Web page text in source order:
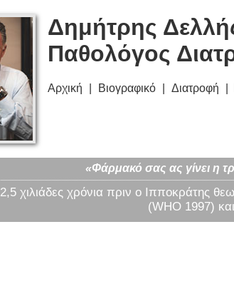
Δημήτρης
Παθολόγος
Αρχική Βιογραφικό Διατροφή
«Φάρμακό σας ας γίνει η
2,5 χιλιάδες χρόνια πριν ο Ιπποκράτης
(WHO 1997)